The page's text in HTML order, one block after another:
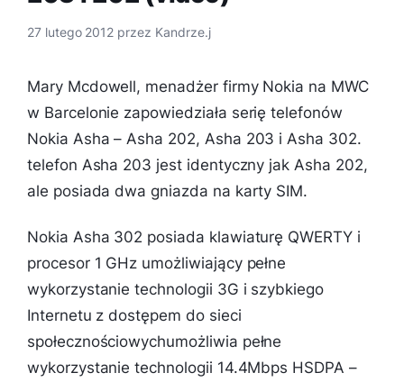
27 lutego 2012 przez Kandrze.j
Mary Mcdowell, menadżer firmy Nokia na MWC
w Barcelonie zapowiedziała serię telefonów
Nokia Asha – Asha 202, Asha 203 i Asha 302.
telefon Asha 203 jest identyczny jak Asha 202,
ale posiada dwa gniazda na karty SIM.
Nokia Asha 302 posiada klawiaturę QWERTY i
procesor 1 GHz umożliwiający pełne
wykorzystanie technologii 3G i szybkiego
Internetu z dostępem do sieci
społecznościowychumożliwia pełne
wykorzystanie technologii 14.4Mbps HSDPA –